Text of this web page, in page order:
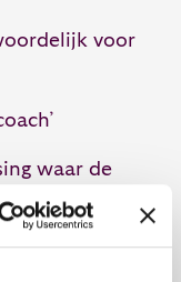
voor
waar de
jij een veel
niet om jou,